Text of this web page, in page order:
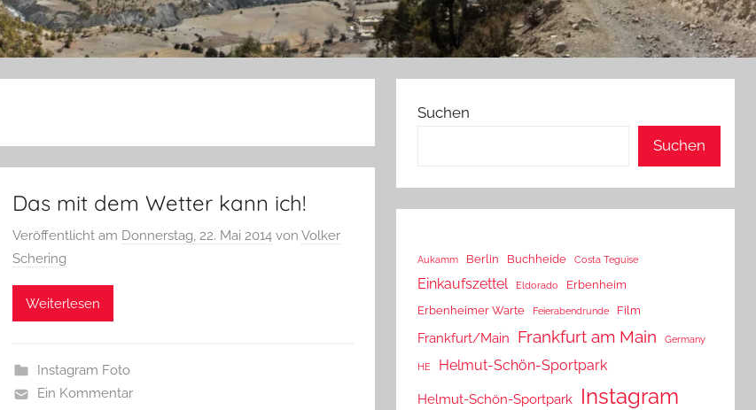
Das mit dem Wetter kann ich!
Veröffentlicht am Donnerstag, 22. Mai 2014 vonVolker
Schering
Weiterlesen
Instagram Foto
Ein Kommentar
Suchen
Suchen
Aukamm Berlin Buchheide Costa Teguise
Einkaufszettel Eldorado
Erbenheim
Erbenheimer Warte
Feierabendrunde Film
Frankfurt/Main Frankfurt am Main Germany
HE Helmut-Schön-Sportpark
Helmut-Schön-Sportpark Instagram